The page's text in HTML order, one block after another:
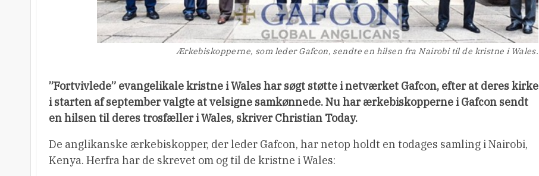
Ærkebiskopperne, som leder Gafcon, sendte en hilsen fra Nairobi til de kristne i Wales.
”Fortvivlede” evangelikale kristne i Wales har søgt støtte i netværket Gafcon, efter at deres kirke
i starten af september valgte at velsigne samkønnede. Nu har ærkebiskopperne i Gafcon sendt
en hilsen til deres trosfæller i Wales, skriver Christian Today.
De anglikanske ærkebiskopper, der leder Gafcon, har netop holdt en todages samling i Nairobi,
Kenya. Herfra har de skrevet om og til de kristne i Wales: